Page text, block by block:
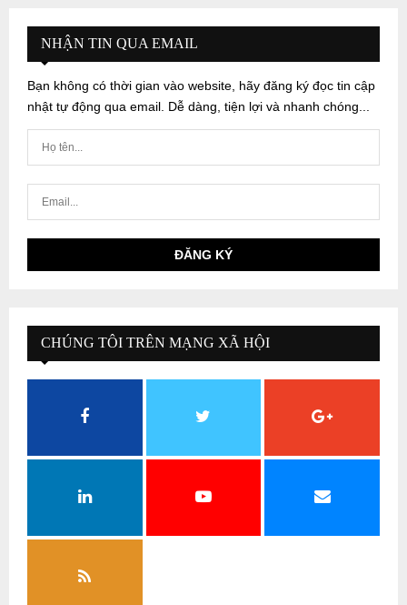
NHẬN TIN QUA EMAIL
Bạn không có thời gian vào website, hãy đăng ký đọc tin cập
nhật tự động qua email. Dễ dàng, tiện lợi và nhanh chóng...
CHÚNG TÔI TRÊN MẠNG XÃ HỘI